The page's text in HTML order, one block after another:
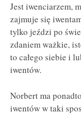
Jest iwenciarzem,
zajmuje się
tylko jeździ po
zdaniem ważkie,
to całego siebie i
iwentów.
Norbert ma
iwentów w taki